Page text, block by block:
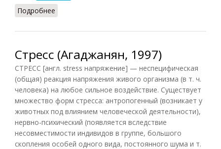
Подробнее
Стресс (Агаджанян, 1997)
СТРЕСС [англ. stress напряжение] — неспецифическая
(общая) реакция напряжения живого организма (в т. ч.
человека) на любое сильное воздействие. Существует
множество форм стресса: антропогенный (возникает у
животных под влиянием человеческой деятельности),
нервно-психический (появляется вследствие
несовместимости индивидов в группе, большого
скопления особей одного вида, постоянного шума и т.